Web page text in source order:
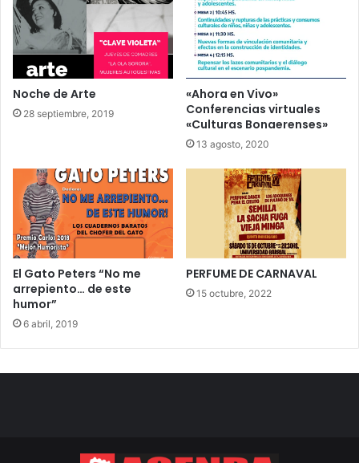
Noche de Arte
28 septiembre, 2019
«Ahora en Vivo»
Conferencias virtuales
«Culturas Bonaerenses»
13 agosto, 2020
El Gato Peters “No me
arrepiento… de este
humor”
6 abril, 2019
PERFUME DE CARNAVAL
15 octubre, 2022